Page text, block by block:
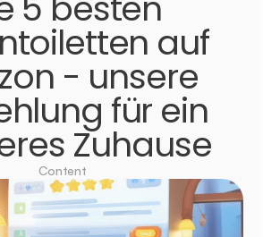
Realizacje
Case Study
Blog
O nas
Usługi
auf
- unsere
für ein
Zuhause
Content